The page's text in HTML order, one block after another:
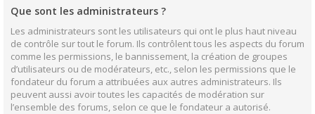
Que sont les administrateurs ?
Les administrateurs sont les utilisateurs qui ont le plus haut niveau
de contrôle sur tout le forum. Ils contrôlent tous les aspects du forum
comme les permissions, le bannissement, la création de groupes
d’utilisateurs ou de modérateurs, etc., selon les permissions que le
fondateur du forum a attribuées aux autres administrateurs. Ils
peuvent aussi avoir toutes les capacités de modération sur
l’ensemble des forums, selon ce que le fondateur a autorisé.